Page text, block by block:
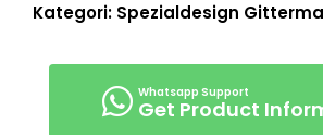
Kategori: Spezialdesign
Get Product